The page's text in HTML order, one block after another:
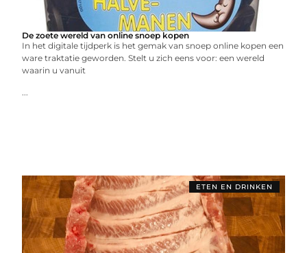
De zoete wereld van online snoep kopen
In het digitale tijdperk is het gemak van snoep online kopen een
ware traktatie geworden. Stelt u zich eens voor: een wereld
waarin u vanuit
...
ETEN EN DRINKEN